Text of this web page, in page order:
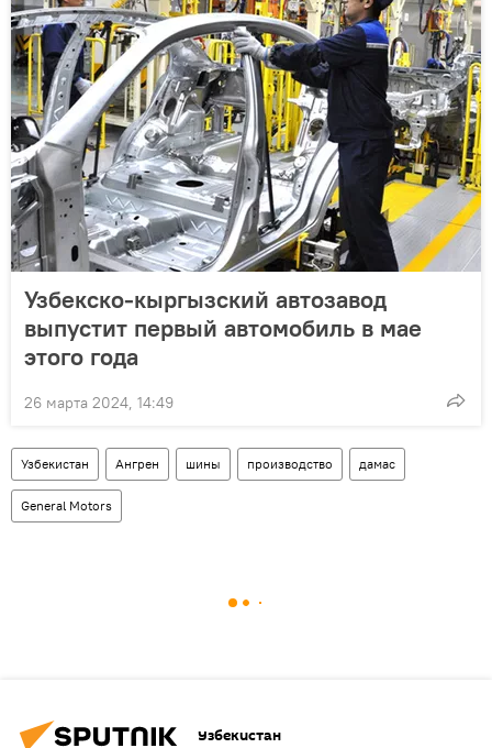
Узбекско-кыргызский автозавод
выпустит первый автомобиль в мае
этого года
26 марта 2024, 14:49
Узбекистан Ангрен шины производство дамас
General Motors
Узбекистан